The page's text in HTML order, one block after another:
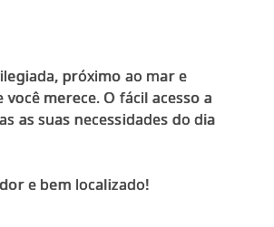
próximo ao mar e
merece. O fácil acesso a
as suas necessidades do dia